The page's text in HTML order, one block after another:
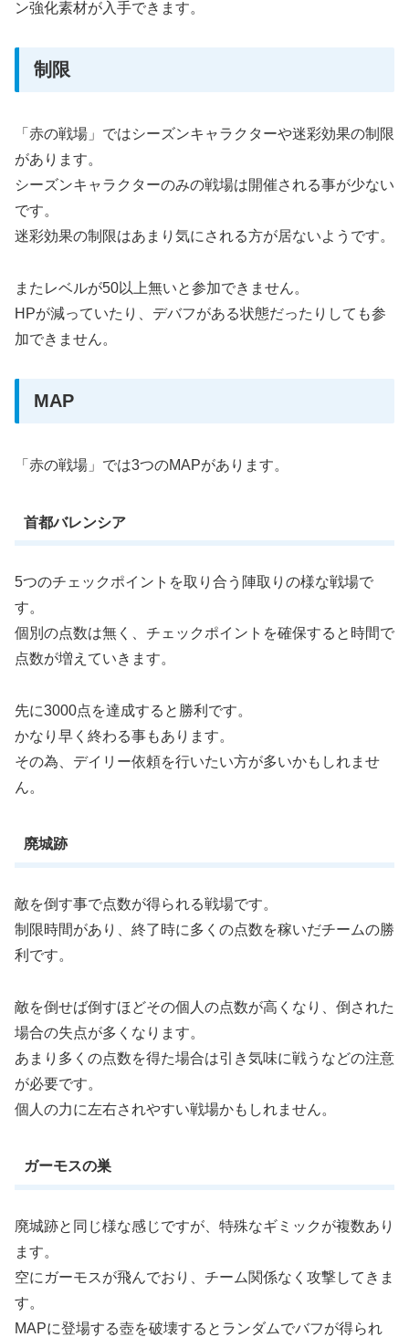
ン強化素材が入手できます。
制限
「赤の戦場」ではシーズンキャラクターや迷彩効果の制限
があります。
シーズンキャラクターのみの戦場は開催される事が少ない
です。
迷彩効果の制限はあまり気にされる方が居ないようです。
またレベルが50以上無いと参加できません。
HPが減っていたり、デバフがある状態だったりしても参
加できません。
MAP
「赤の戦場」では3つのMAPがあります。
首都バレンシア
5つのチェックポイントを取り合う陣取りの様な戦場で
す。
個別の点数は無く、チェックポイントを確保すると時間で
点数が増えていきます。
先に3000点を達成すると勝利です。
かなり早く終わる事もあります。
その為、デイリー依頼を行いたい方が多いかもしれませ
ん。
廃城跡
敵を倒す事で点数が得られる戦場です。
制限時間があり、終了時に多くの点数を稼いだチームの勝
利です。
敵を倒せば倒すほどその個人の点数が高くなり、倒された
場合の失点が多くなります。
あまり多くの点数を得た場合は引き気味に戦うなどの注意
が必要です。
個人の力に左右されやすい戦場かもしれません。
ガーモスの巣
廃城跡と同じ様な感じですが、特殊なギミックが複数あり
ます。
空にガーモスが飛んでおり、チーム関係なく攻撃してきま
す。
MAPに登場する壺を破壊するとランダムでバフが得られ